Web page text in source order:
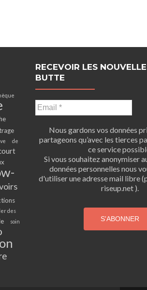
de
des
soin
RECEVOIR LES
BUTTE
Nous gardons vos données
partageons qu’avec les tierces
ce service
Si vous souhaitez anonymiser
données personnelles nous
d'utiliser une adresse mail libre
riseup.net ).